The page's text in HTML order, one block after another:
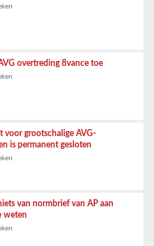
overtreding 8vance toe
voor grootschalige AVG-
is permanent gesloten
van normbrief van AP aan
weten